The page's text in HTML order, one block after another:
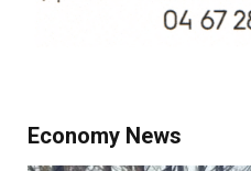
Economy News